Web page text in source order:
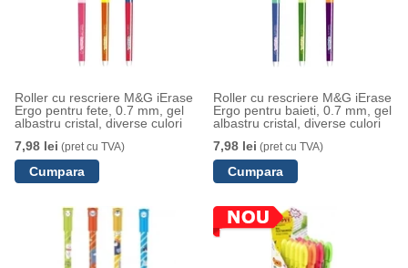
Roller cu rescriere M&G iErase
Ergo pentru fete, 0.7 mm, gel
albastru cristal, diverse culori
7,98 lei (pret cu TVA)
Roller cu rescriere M&G iErase
Ergo pentru baieti, 0.7 mm, gel
albastru cristal, diverse culori
7,98 lei (pret cu TVA)